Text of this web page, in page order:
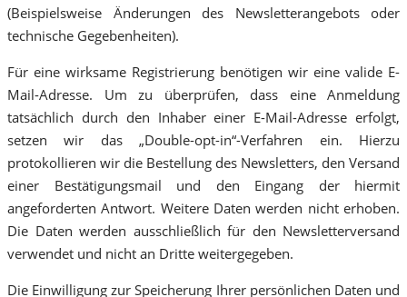
(Beispielsweise Änderungen des Newsletterangebots oder
technische Gegebenheiten).
Für eine wirksame Registrierung benötigen wir eine valide E-
Mail-Adresse. Um zu überprüfen, dass eine Anmeldung
tatsächlich durch den Inhaber einer E-Mail-Adresse erfolgt,
setzen wir das „Double-opt-in“-Verfahren ein. Hierzu
protokollieren wir die Bestellung des Newsletters, den Versand
einer Bestätigungsmail und den Eingang der hiermit
angeforderten Antwort. Weitere Daten werden nicht erhoben.
Die Daten werden ausschließlich für den Newsletterversand
verwendet und nicht an Dritte weitergegeben.
Die Einwilligung zur Speicherung Ihrer persönlichen Daten und